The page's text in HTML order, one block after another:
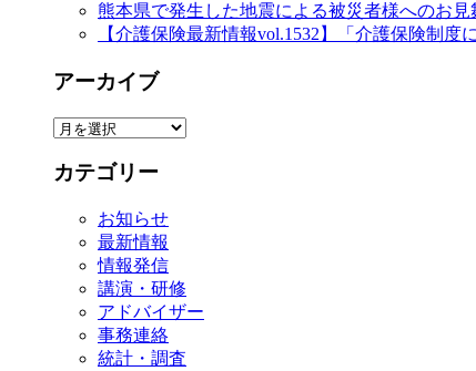
熊本県で発生した地震による被災者様へのお
【介護保険最新情報vol.1532】「介護保険制
アーカイブ
ア
カ
カテゴリー
お知らせ
最新情報
情報発信
講演・研修
アドバイザー
事務連絡
統計・調査